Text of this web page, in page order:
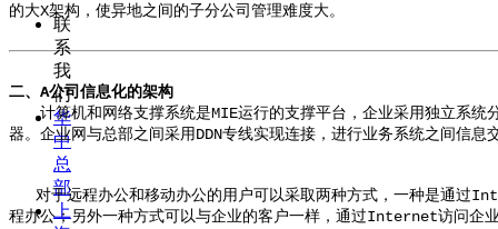
联
系
我
们
华
中
总
部
上
的大X架构，使异地之间的子分公司管理难度大。
二、A公司信息化的架构
计算机和网络支撑系统是MIE运行的支撑平台，企业采用独立系统
器。企业网与总部之间采用DDN专线实现连接，进行业务系统之间信息
对于远程办公和移动办公的用户可以采取两种方式，一种是通过
程办公；另外一种方式可以与企业的客户一样，通过Internet访问企